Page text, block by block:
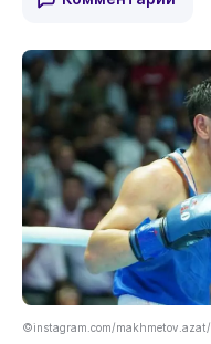
©instagram.com/makhmetov.azat/